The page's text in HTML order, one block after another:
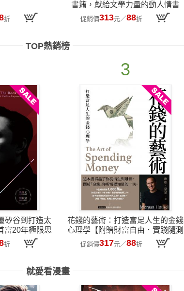
折
書籍，獻給文學力量的動人情書
促銷價313元／88折
TOP熱銷榜
矽谷到打造太
富20年極限思
折
3
花錢的藝術：打造富足人生的金錢
心理學【附贈財富自由．實踐隨測
卡圖】
促銷價317元／88折
就愛看漫畫